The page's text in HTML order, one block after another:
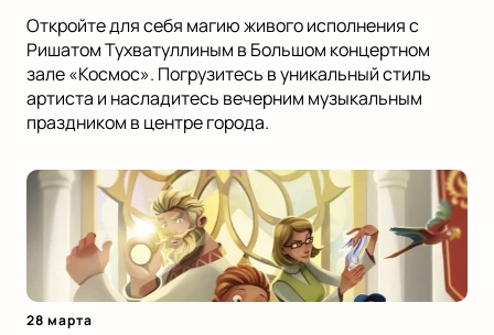
Откройте для себя магию живого исполнения с
Ришатом Тухватуллиным в Большом концертном
зале «Космос». Погрузитесь в уникальный стиль
артиста и насладитесь вечерним музыкальным
праздником в центре города.
28 марта